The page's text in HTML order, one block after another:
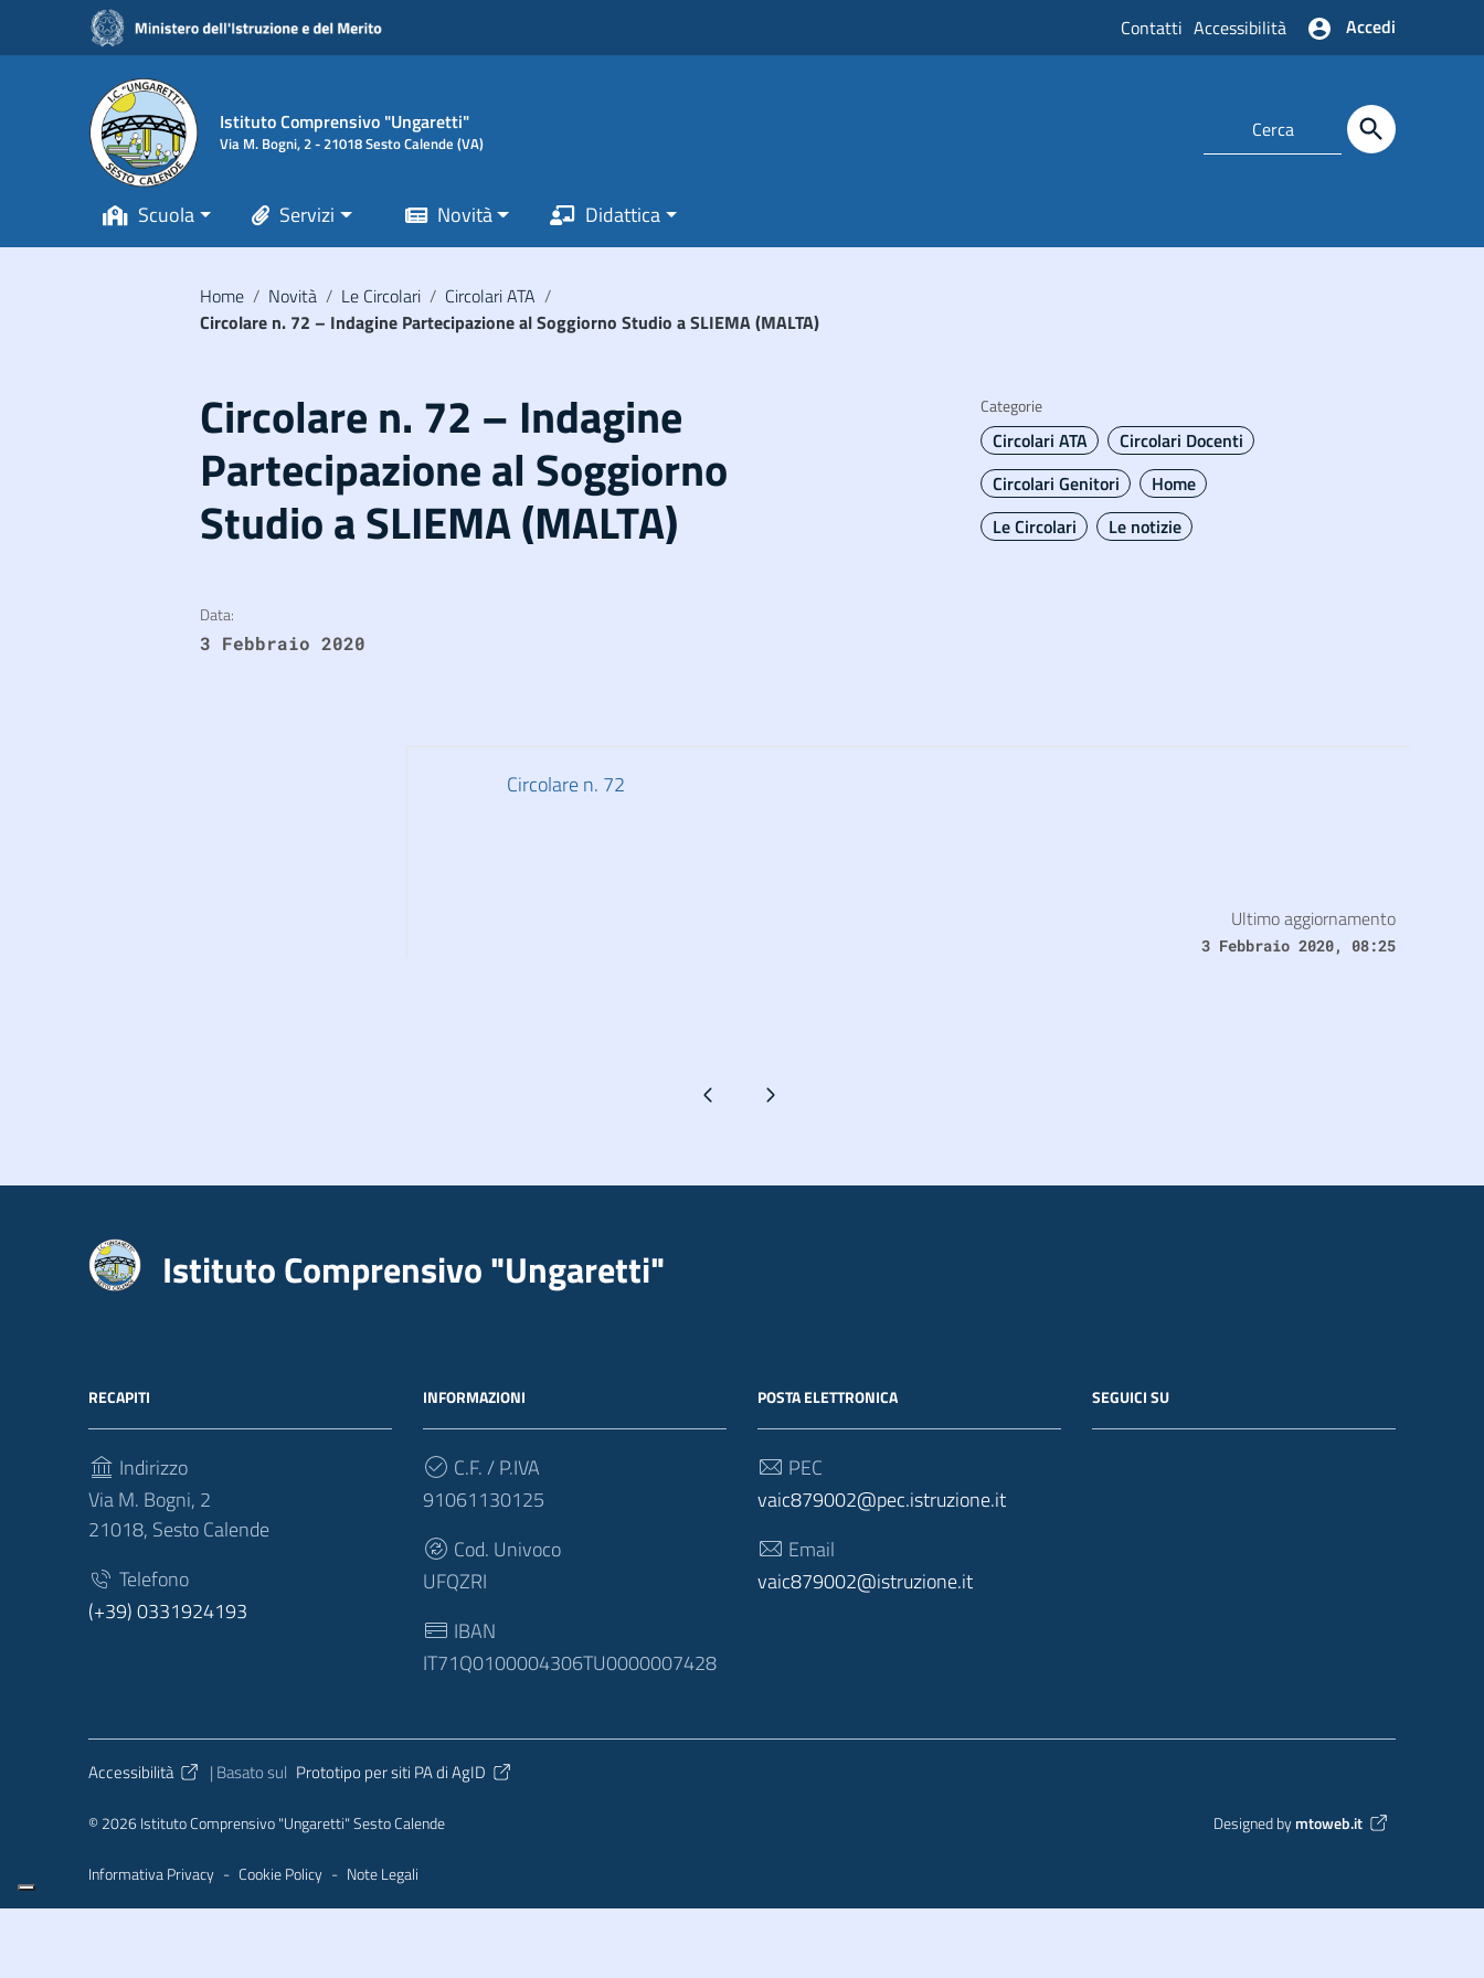
Vai ai contenuti
Vai al menu di navigazione
Vai al footer
Contatti Accessibilità Accedi
Istituto Comprensivo "Ungaretti"
Via M. Bogni, 2 - 21018 Sesto Calende (VA)
Scuola Servizi Novità Didattica
Home / Novità / Le Circolari / Circolari ATA /
Circolare n. 72 – Indagine Partecipazione al Soggiorno Studio a SLIEMA (MALTA)
Circolare n. 72 – Indagine
Partecipazione al Soggiorno
Studio a SLIEMA (MALTA)
Categorie
Circolari ATA
Circolari Docenti
Circolari Genitori
Home
Le Circolari
Le notizie
Data:
3 Febbraio 2020
Circolare n. 72
Ultimo aggiornamento
3 Febbraio 2020, 08:25
Pagina precedentePagina successiva
Istituto Comprensivo "Ungaretti"
RECAPITI
Indirizzo
Via M. Bogni, 2
21018, Sesto Calende
Telefono
(+39) 0331924193
INFORMAZIONI
C.F. / P.IVA
91061130125
Cod. Univoco
UFQZRI
IBAN
IT71Q0100004306TU0000007428
POSTA ELETTRONICA
PEC
vaic879002@pec.istruzione.it
Email
vaic879002@istruzione.it
SEGUICI SU
Sezione Link Utili
Accessibilità | Basato sul Prototipo per siti PA di AgID
© 2026 Istituto Comprensivo "Ungaretti" Sesto Calende
Informativa Privacy - Cookie Policy - Note Legali
Designed by mtoweb.it